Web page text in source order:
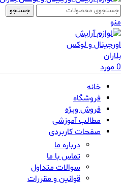
جستجو
منو
0مورد
خانه
فروشگاه
فروش ویژه
مطالب آموزشی
صفحات کاربردی
درباره ما
تماس با ما
سوالات متداول
قوانین و مقررات